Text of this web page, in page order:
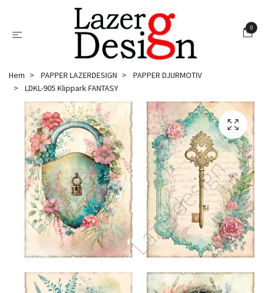
0
Hem PAPPER LAZERDESIGN
PAPPER DJURMOTIV
LDKL-905 Klippark FANTASY